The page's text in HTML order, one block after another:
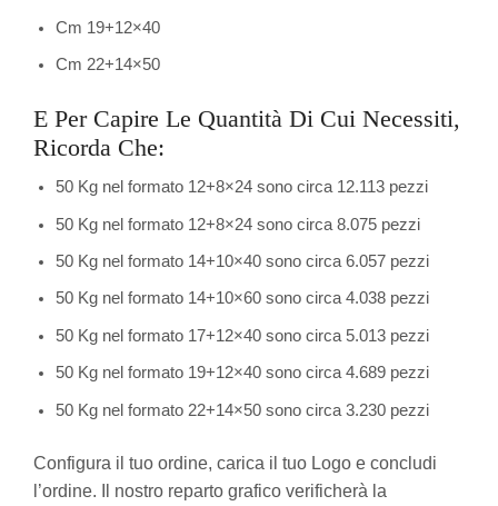
Cm 19+12×40
Cm 22+14×50
E Per Capire Le Quantità Di Cui Necessiti,
Ricorda Che:
50 Kg nel formato 12+8×24 sono circa 12.113 pezzi
50 Kg nel formato 12+8×24 sono circa 8.075 pezzi
50 Kg nel formato 14+10×40 sono circa 6.057 pezzi
50 Kg nel formato 14+10×60 sono circa 4.038 pezzi
50 Kg nel formato 17+12×40 sono circa 5.013 pezzi
50 Kg nel formato 19+12×40 sono circa 4.689 pezzi
50 Kg nel formato 22+14×50 sono circa 3.230 pezzi
Configura il tuo ordine, carica il tuo Logo e concludi
l’ordine. Il nostro reparto grafico verificherà la